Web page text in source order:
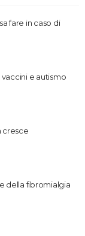
fare in caso di
e autismo
cresce
della fibromialgia